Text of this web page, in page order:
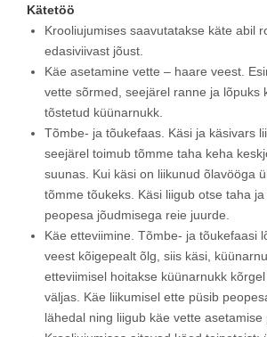
Kätetöö
Krooliujumises saavutatakse käte abil
edasiviivast jõust.
Käe asetamine vette – haare veest.
vette sõrmed, seejärel ranne ja lõpuks
tõstetud küünarnukk.
Tõmbe- ja tõukefaas. Käsi ja käsivars
seejärel toimub tõmme taha keha
suunas. Kui käsi on liikunud õlavööga
tõmme tõukeks. Käsi liigub otse taha
peopesa jõudmisega reie juurde.
Käe etteviimine. Tõmbe- ja tõukefaasi
veest kõigepealt õlg, siis käsi,
etteviimisel hoitakse küünarnukk
väljas. Käe liikumisel ette püsib
lähedal ning liigub käe vette asetamise